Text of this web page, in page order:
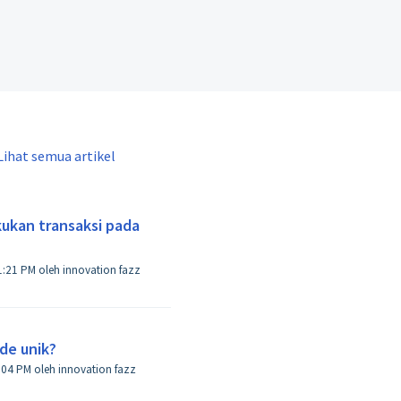
semua artikel
transaksi pada
pada Wed, 8 Apr pada 1:21 PM oleh innovation fazz
unik?
pada Tue, 7 Apr pada 5:04 PM oleh innovation fazz